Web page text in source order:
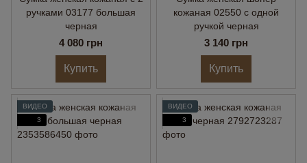
ручками 03177 большая
черная
4 080 грн
Купить
кожаная 02550 с одной
ручкой черная
3 140 грн
Купить
ВИДЕО
3
ВИДЕО
3